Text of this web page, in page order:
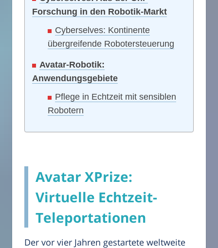
Forschung in den Robotik-Markt
Cyberselves: Kontinente
übergreifende Robotersteuerung
Avatar-Robotik:
Anwendungsgebiete
Pflege in Echtzeit mit sensiblen
Robotern
Avatar XPrize:
Virtuelle Echtzeit-
Teleportationen
Der vor vier Jahren gestartete weltweite